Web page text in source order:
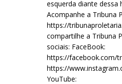
esquerda diante dessa
Acompanhe a Tribuna
https://
compartilhe a Tribuna
sociais: FaceBook:
https://facebook.com/
https://
YouTube: